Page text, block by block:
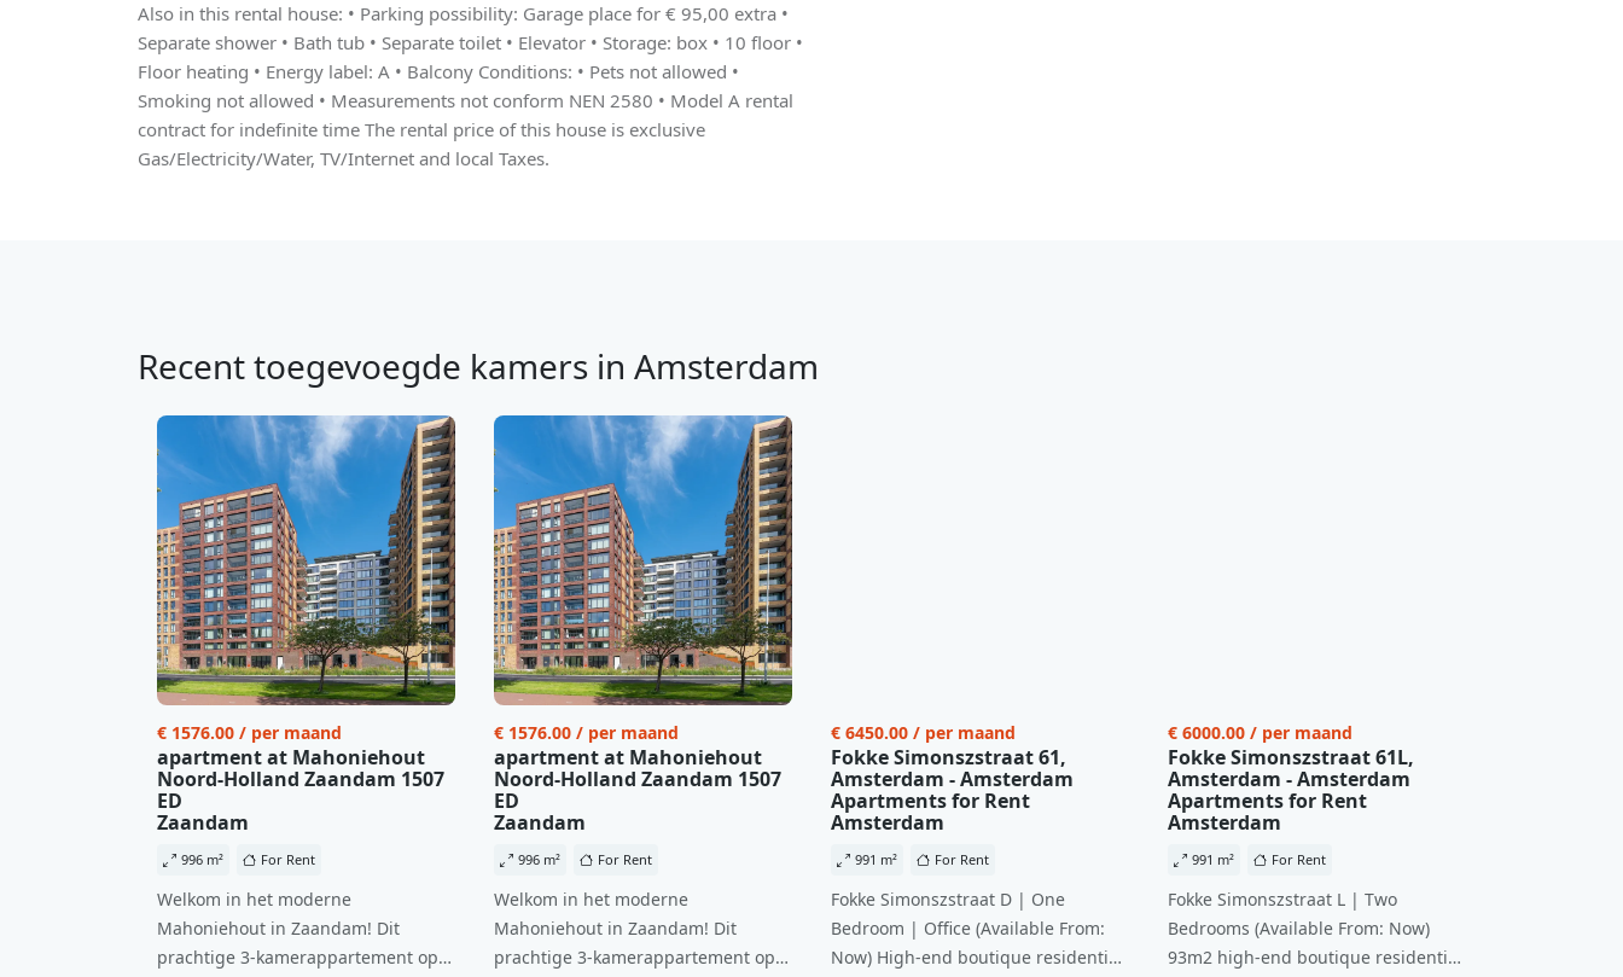
Also in this rental house: • Parking possibility: Garage place for € 95,00 extra •
Separate shower • Bath tub • Separate toilet • Elevator • Storage: box • 10 floor •
Floor heating • Energy label: A • Balcony Conditions: • Pets not allowed •
Smoking not allowed • Measurements not conform NEN 2580 • Model A rental
contract for indefinite time The rental price of this house is exclusive
Gas/Electricity/Water, TV/Internet and local Taxes.
Recent toegevoegde kamers in Amsterdam
€ 1576.00 / per maand
apartment at Mahoniehout
Noord-Holland Zaandam 1507
ED
Zaandam
996 m² For Rent
Welkom in het moderne
Mahoniehout in Zaandam! Dit
prachtige 3-kamerappartement op
€ 1576.00 / per maand
apartment at Mahoniehout
Noord-Holland Zaandam 1507
ED
Zaandam
996 m² For Rent
Welkom in het moderne
Mahoniehout in Zaandam! Dit
prachtige 3-kamerappartement op
€ 6450.00 / per maand
Fokke Simonszstraat 61,
Amsterdam - Amsterdam
Apartments for Rent
Amsterdam
991 m² For Rent
Fokke Simonszstraat D | One
Bedroom | Office (Available From:
Now) High-end boutique residential
€ 6000.00 / per maand
Fokke Simonszstraat 61L,
Amsterdam - Amsterdam
Apartments for Rent
Amsterdam
991 m² For Rent
Fokke Simonszstraat L | Two
Bedrooms (Available From: Now)
93m2 high-end boutique residential